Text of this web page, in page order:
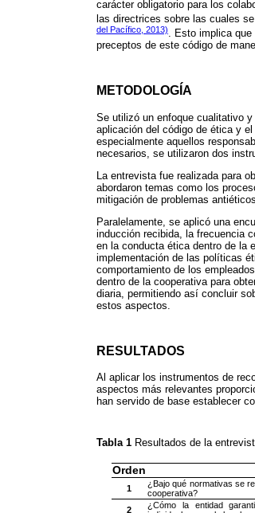
carácter obligatorio para los
las directrices sobre las cuales
del Pacífico, 2013). Esto implica que
preceptos de este código de
METODOLOGÍA
Se utilizó un enfoque cualitativo
aplicación del código de ética y
especialmente aquellos
necesarios, se utilizaron dos
La entrevista fue realizada para
abordaron temas como los
mitigación de problemas
Paralelamente, se aplicó una
inducción recibida, la frecuencia
en la conducta ética dentro de la
implementación de las políticas
comportamiento de los
dentro de la cooperativa para
diaria, permitiendo así concluir
estos aspectos.
RESULTADOS
Al aplicar los instrumentos de
aspectos más relevantes
han servido de base establecer
Tabla 1 Resultados de la
Orden
1
¿Bajo qué normativas se
cooperativa?
2
¿Cómo la entidad